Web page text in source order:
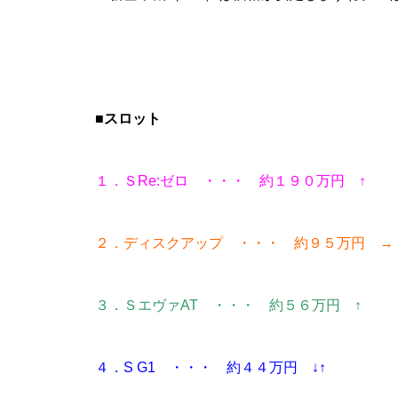
■スロット
１．ＳRe:ゼロ ・・・ 約１９０万円 ↑
２．ディスクアップ ・・・ 約９５万円 →
３．ＳエヴァAT ・・・ 約５６万円 ↑
４．S G1 ・・・ 約４４万円 ↓↑